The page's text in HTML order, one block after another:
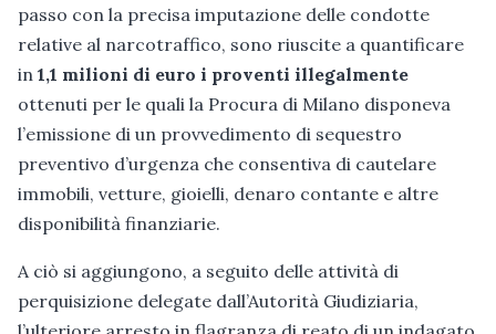
passo con la precisa imputazione delle condotte
relative al narcotraffico, sono riuscite a quantificare
in 1,1 milioni di euro i proventi illegalmente
ottenuti per le quali la Procura di Milano disponeva
l’emissione di un provvedimento di sequestro
preventivo d’urgenza che consentiva di cautelare
immobili, vetture, gioielli, denaro contante e altre
disponibilità finanziarie.
A ciò si aggiungono, a seguito delle attività di
perquisizione delegate dall’Autorità Giudiziaria,